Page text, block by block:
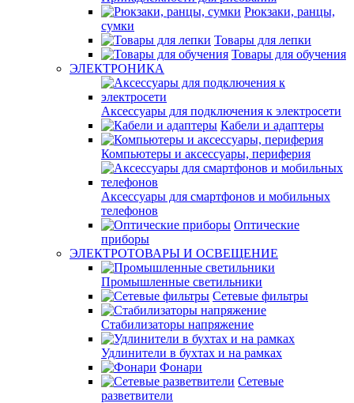
Рюкзаки, ранцы,
сумки
Товары для лепки
Товары для обучения
ЭЛЕКТРОНИКА
Аксессуары для подключения к электросети
Кабели и адаптеры
Компьютеры и аксессуары, периферия
Аксессуары для смартфонов и мобильных
телефонов
Оптические
приборы
ЭЛЕКТРОТОВАРЫ И ОСВЕЩЕНИЕ
Промышленные светильники
Сетевые фильтры
Стабилизаторы напряжение
Удлинители в бухтах и на рамках
Фонари
Сетевые
разветвители